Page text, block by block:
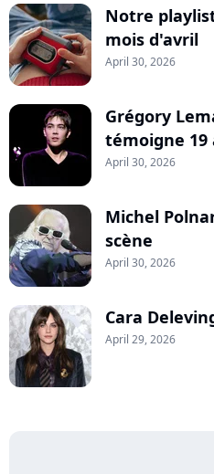
Notre
mois d'avril
April 30, 2026
Grégory
témoigne 19
April 30, 2026
Michel
scène
April 30, 2026
Cara
April 29, 2026